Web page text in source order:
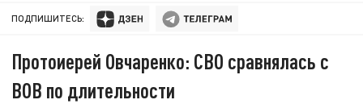
ПОДПИШИТЕСЬ:
Протоиерей Овчаренко: СВО сравнялась с
ВОВ по длительности